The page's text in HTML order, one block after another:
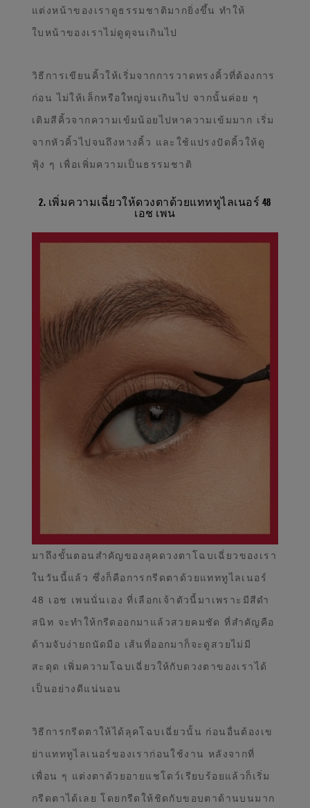
แต่งหน้าของเราดูธรรมชาติมากยิ่งขึ้น ทำให้
ใบหน้าของเราไม่ดูดุจนเกินไป
วิธีการเขียนคิ้วให้เริ่มจากการวาดทรงคิ้วที่ต้องการ
ก่อน ไม่ให้เล็กหรือใหญ่จนเกินไป จากนั้นค่อย ๆ
เติมสีคิ้วจากความเข้มน้อยไปหาความเข้มมาก เริ่ม
จากหัวคิ้วไปจนถึงหางคิ้ว และใช้แปรงปัดคิ้วให้ดู
ฟุ้ง ๆ เพื่อเพิ่มความเป็นธรรมชาติ
2. เพิ่มความเฉี่ยวให้ดวงตาด้วยแทททูไลเนอร์ 48
เอช เพน
มาถึงขั้นตอนสำคัญของลุคดวงตาโฉบเฉี่ยวของเรา
ในวันนี้แล้ว ซึ่งก็คือการกรีดตาด้วยแทททูไลเนอร์
48 เอช เพนนั่นเอง ที่เลือกเจ้าตัวนี้มาเพราะมีสีดำ
สนิท จะทำให้กรีดออกมาแล้วสวยคมชัด ที่สำคัญคือ
ด้ามจับง่ายถนัดมือ เส้นที่ออกมาก็จะดูสวยไม่มี
สะดุด เพิ่มความโฉบเฉี่ยวให้กับดวงตาของเราได้
เป็นอย่างดีแน่นอน
วิธีการกรีดตาให้ได้ลุคโฉบเฉี่ยวนั้น ก่อนอื่นต้องเข
ย่าแทททูไลเนอร์ของเราก่อนใช้งาน หลังจากที่
เพื่อน ๆ แต่งตาด้วยอายแชโดว์เรียบร้อยแล้วก็เริ่ม
กรีดตาได้เลย โดยกรีดให้ชิดกับขอบตาด้านบนมาก